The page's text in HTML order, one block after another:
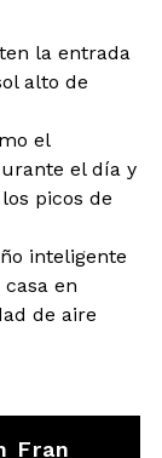
la entrada
alto de
el
el día y
picos de
inteligente
en
de aire
Fran